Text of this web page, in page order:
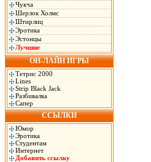
Чукча
Шерлок Холмс
Штирлиц
Эротика
Эстонцы
Лучшие
ОН-ЛАЙН ИГРЫ
Тетрис 2000
Lines
Strip Black Jack
Разбивалка
Сапер
ССЫЛКИ
Юмор
Эротика
Студентам
Интернет
Добавить ссылку